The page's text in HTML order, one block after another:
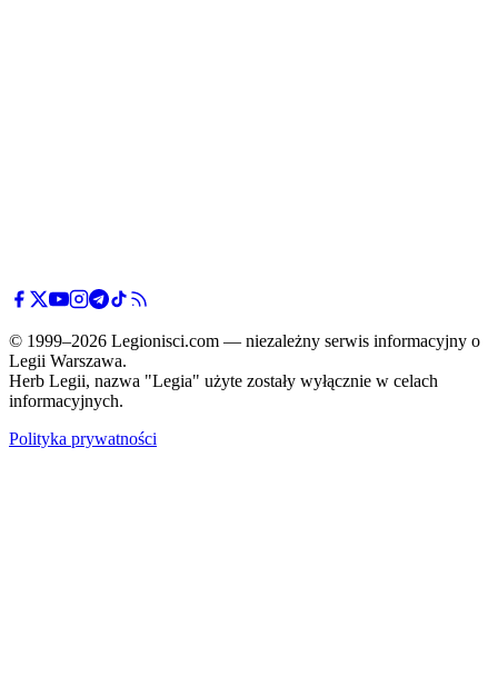
© 1999–2026 Legionisci.com — niezależny serwis informacyjny o
Legii Warszawa.
Herb Legii, nazwa "Legia" użyte zostały wyłącznie w celach
informacyjnych.
Polityka prywatności